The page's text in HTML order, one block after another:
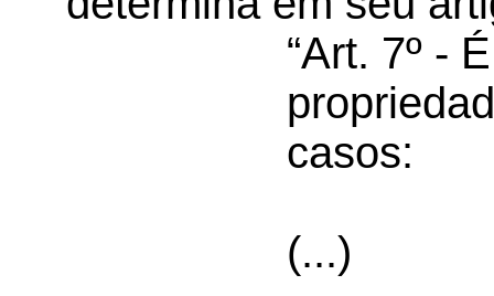
“Art. 7º -
casos:
(...)